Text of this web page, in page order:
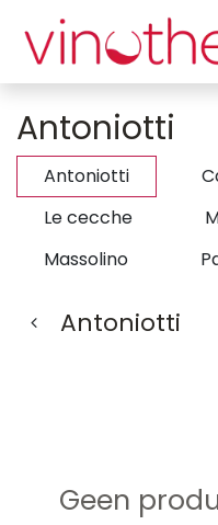
Overslaan naar inhoud
Antoniotti
Antoniotti
Le cecche
Massolino
Antoniotti
Geen